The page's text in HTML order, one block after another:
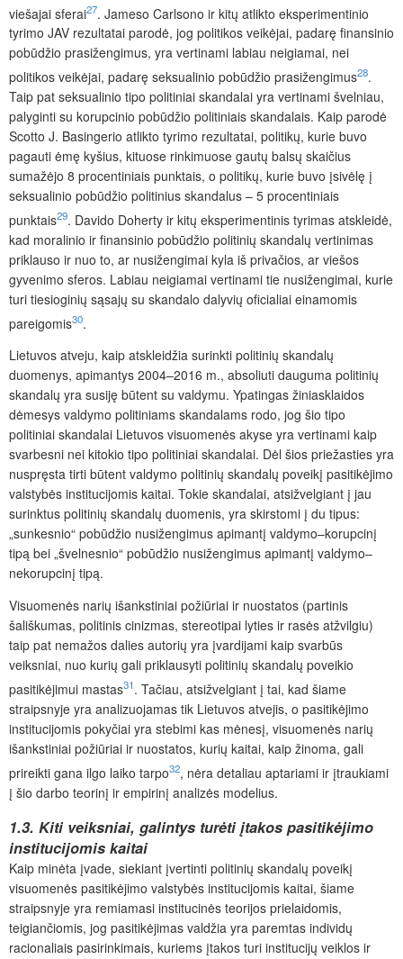
viešajai sferai27. Jameso Carlsono ir kitų atlikto eksperimentinio
tyrimo JAV rezultatai parodė, jog politikos veikėjai, padarę finansinio
pobūdžio prasižengimus, yra vertinami labiau neigiamai, nei
politikos veikėjai, padarę seksualinio pobūdžio prasižengimus28.
Taip pat seksualinio tipo politiniai skandalai yra vertinami švelniau,
palyginti su korupcinio pobūdžio politiniais skandalais. Kaip parodė
Scotto J. Basingerio atlikto tyrimo rezultatai, politikų, kurie buvo
pagauti ėmę kyšius, kituose rinkimuose gautų balsų skaičius
sumažėjo 8 procentiniais punktais, o politikų, kurie buvo įsivėlę į
seksualinio pobūdžio politinius skandalus – 5 procentiniais
punktais29. Davido Doherty ir kitų eksperimentinis tyrimas atskleidė,
kad moralinio ir finansinio pobūdžio politinių skandalų vertinimas
priklauso ir nuo to, ar nusižengimai kyla iš privačios, ar viešos
gyvenimo sferos. Labiau neigiamai vertinami tie nusižengimai, kurie
turi tiesioginių sąsajų su skandalo dalyvių oficialiai einamomis
pareigomis30.
Lietuvos atveju, kaip atskleidžia surinkti politinių skandalų
duomenys, apimantys 2004–2016 m., absoliuti dauguma politinių
skandalų yra susiję būtent su valdymu. Ypatingas žiniasklaidos
dėmesys valdymo politiniams skandalams rodo, jog šio tipo
politiniai skandalai Lietuvos visuomenės akyse yra vertinami kaip
svarbesni nei kitokio tipo politiniai skandalai. Dėl šios priežasties yra
nuspręsta tirti būtent valdymo politinių skandalų poveikį pasitikėjimo
valstybės institucijomis kaitai. Tokie skandalai, atsižvelgiant į jau
surinktus politinių skandalų duomenis, yra skirstomi į du tipus:
„sunkesnio“ pobūdžio nusižengimus apimantį valdymo–korupcinį
tipą bei „švelnesnio“ pobūdžio nusižengimus apimantį valdymo–
nekorupcinį tipą.
Visuomenės narių išankstiniai požiūriai ir nuostatos (partinis
šališkumas, politinis cinizmas, stereotipai lyties ir rasės atžvilgiu)
taip pat nemažos dalies autorių yra įvardijami kaip svarbūs
veiksniai, nuo kurių gali priklausyti politinių skandalų poveikio
pasitikėjimui mastas31. Tačiau, atsižvelgiant į tai, kad šiame
straipsnyje yra analizuojamas tik Lietuvos atvejis, o pasitikėjimo
institucijomis pokyčiai yra stebimi kas mėnesį, visuomenės narių
išankstiniai požiūriai ir nuostatos, kurių kaitai, kaip žinoma, gali
prireikti gana ilgo laiko tarpo32, nėra detaliau aptariami ir įtraukiami
į šio darbo teorinį ir empirinį analizės modelius.
1.3. Kiti veiksniai, galintys turėti įtakos pasitikėjimo
institucijomis kaitai
Kaip minėta įvade, siekiant įvertinti politinių skandalų poveikį
visuomenės pasitikėjimo valstybės institucijomis kaitai, šiame
straipsnyje yra remiamasi institucinės teorijos prielaidomis,
teigiančiomis, jog pasitikėjimas valdžia yra paremtas individų
racionaliais pasirinkimais, kuriems įtakos turi institucijų veiklos ir